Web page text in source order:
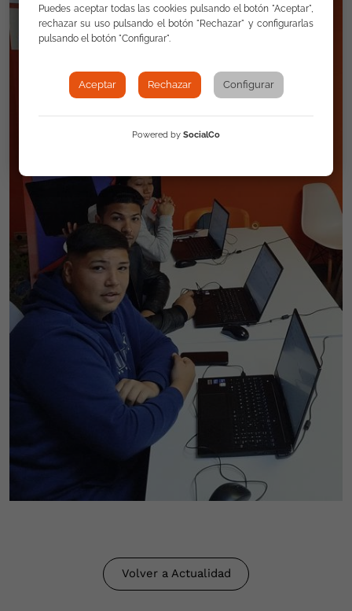
Volver a Actualidad
Puedes aceptar todas las cookies pulsando el botón "Aceptar",
rechazar su uso pulsando el botón "Rechazar" y configurarlas
pulsando el botón "Configurar".
Aceptar Rechazar Configurar
Powered by SocialCo